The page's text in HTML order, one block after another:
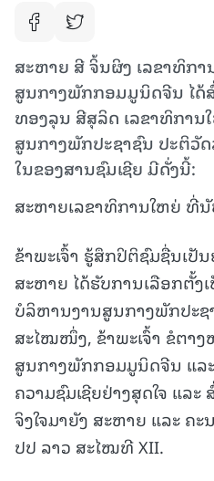
ສະຫາຍ ສີ ຈິ້ນຜິງ ເລຂາທິກ
ສູນກາງພັກກອມມູນິດຈີນ ໄດ້
ທອງລຸນ ສີສຸລິດ ເລຂາທິກາ
ສູນກາງພັກປະຊາຊົນ ປະຕິວັ
ໃນຂອງສານຊົມເຊີຍ ມີດັ່ງນີ້:
ສະຫາຍເລຂາທິການໃຫຍ່ ທີ່
ຂ້າພະເຈົ້າ ຮູ້ສຶກປິຕິຊົມຊື່ນເປັ
ສະຫາຍ ໄດ້ຮັບການເລືອກຕັ້ງ
ບໍລິຫານງານສູນກາງພັກປະຊ
ສະໄໝໜຶ່ງ, ຂ້າພະເຈົ້າ ຂໍຕາ
ສູນກາງພັກກອມມູນິດຈີນ ແລ
ຄວາມຊົມເຊີຍຢ່າງສຸດໃຈ ແລ
ຈິງໃຈມາຍັງ ສະຫາຍ ແລະ ຄ
ປປ ລາວ ສະໄໝທີ XII.